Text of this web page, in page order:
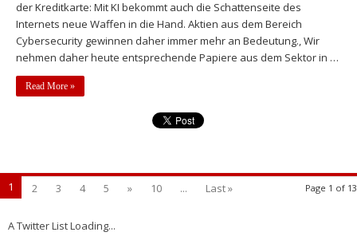
der Kreditkarte: Mit KI bekommt auch die Schattenseite des
Internets neue Waffen in die Hand. Aktien aus dem Bereich
Cybersecurity gewinnen daher immer mehr an Bedeutung., Wir
nehmen daher heute entsprechende Papiere aus dem Sektor in …
Read More »
Page 1 of 13
1 2 3 4 5 » 10 ... Last »
A Twitter List Loading...